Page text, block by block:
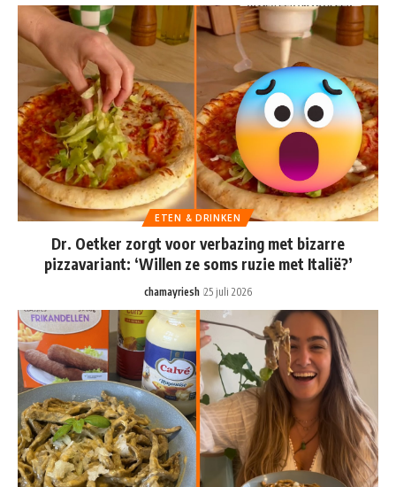
ETEN & DRINKEN
Dr. Oetker zorgt voor verbazing met bizarre
pizzavariant: ‘Willen ze soms ruzie met Italië?’
chamayriesh 25 juli 2026